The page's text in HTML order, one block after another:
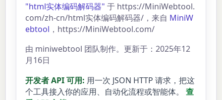
"html实体编码解码器" 于 https://MiniWebtool.
com/zh-cn/html实体编码解码器/，来自 MiniW
ebtool ，https://MiniWebtool.com/
由 miniwebtool 团队制作。更新于：2025年12
月16日
开发者 API 可用: 用一次 JSON HTTP 请求，把这
个工具接入你的应用、自动化流程或智能体。
查